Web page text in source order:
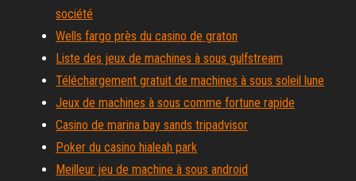
société
Wells fargo près du casino de graton
Liste des jeux de machines à sous gulfstream
Téléchargement gratuit de machines à sous soleil lune
Jeux de machines à sous comme fortune rapide
Casino de marina bay sands tripadvisor
Poker du casino hialeah park
Meilleur jeu de machine à sous android